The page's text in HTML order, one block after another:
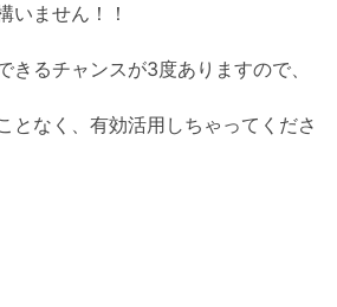
いません！！
きるチャンスが3度ありますので、
となく、有効活用しちゃってくださ